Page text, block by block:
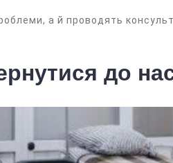
а й проводять
до